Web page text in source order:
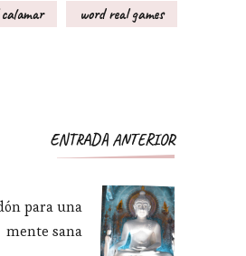
word real games
Navegación
de
ENTRADA ANTERIOR
para una
mente sana